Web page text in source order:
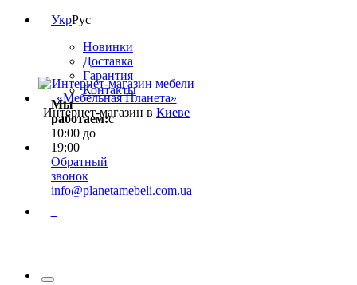
УкрРус
Новинки
Доставка
Гарантия
Контакты
Мы
работаем:с
10:00 до
19:00
Обратный
звонок
info@planetamebeli.com.ua
Интернет-магазин в Киеве